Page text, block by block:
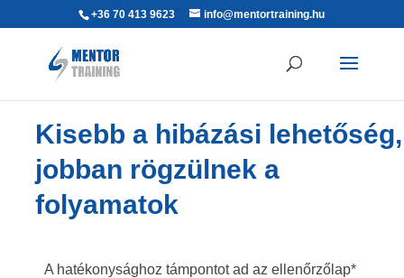
+36 70 413 9623 info@mentortraining.hu
Kisebb a hibázási lehetőség,
jobban rögzülnek a
folyamatok
A hatékonysághoz támpontot ad az ellenőrzőlap*